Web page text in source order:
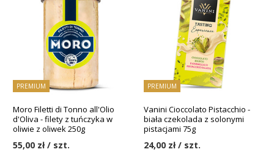
PREMIUM
Moro Filetti di Tonno all'Olio
d'Oliva - filety z tuńczyka w
oliwie z oliwek 250g
55,00 zł / szt.
PREMIUM
Vanini Cioccolato Pistacchio -
biała czekolada z solonymi
pistacjami 75g
24,00 zł / szt.